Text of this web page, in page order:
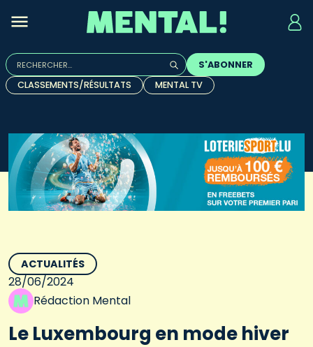
Rechercher :
Quand les résultats de l'auto-complétion sont
S'ABONNER
CLASSEMENTS/RÉSULTATS
MENTAL TV
ACTUALITÉS
28/06/2024
Rédaction Mental
Le Luxembourg en mode hiver